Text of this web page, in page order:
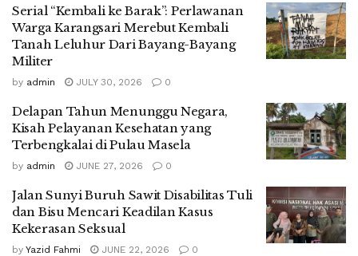
Serial “Kembali ke Barak”: Perlawanan
Warga Karangsari Merebut Kembali
Tanah Leluhur Dari Bayang-Bayang
Militer
by admin JULY 30, 2026 0
Delapan Tahun Menunggu Negara,
Kisah Pelayanan Kesehatan yang
Terbengkalai di Pulau Masela
by admin JUNE 27, 2026 0
Jalan Sunyi Buruh Sawit Disabilitas Tuli
dan Bisu Mencari Keadilan Kasus
Kekerasan Seksual
by Yazid Fahmi JUNE 22, 2026 0